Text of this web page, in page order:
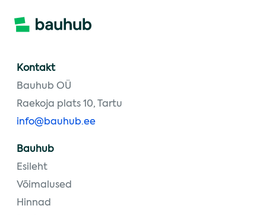
Kontakt
Bauhub OÜ
Raekoja plats 10, Tartu
info@bauhub.ee
Bauhub
Esileht
Võimalused
Hinnad